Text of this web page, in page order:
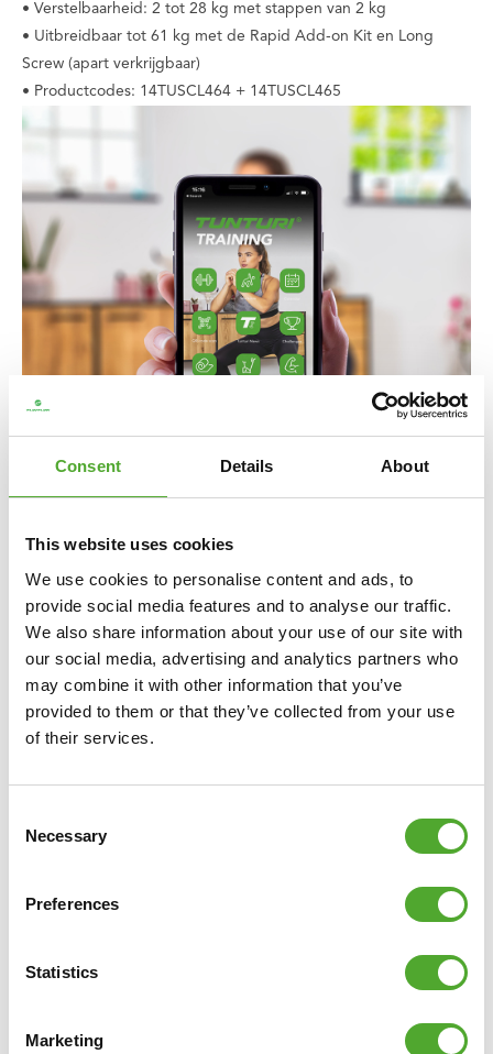
Consent Details About
This website uses cookies
We use cookies to personalise content and ads, to
provide social media features and to analyse our traffic.
We also share information about your use of our site with
our social media, advertising and analytics partners who
may combine it with other information that you’ve
provided to them or that they’ve collected from your use
of their services.
Selection
Necessary
Preferences
Statistics
Marketing
• Verstelbaarheid: 2 tot 28 kg met stappen van 2 kg
• Uitbreidbaar tot 61 kg met de Rapid Add-on Kit en Long
Screw (apart verkrijgbaar)
• Productcodes: 14TUSCL464 + 14TUSCL465
Inclusief gratis Tunturi Training app
Op zoek naar hulp, inspiratie of motivatie voor je
training? InTunturi Trainingvind je duizenden
geanimeerde fitnessoefeningen, instructies en workout
video's. Deze helpen je het maximale uit jezelf én je
Je kan solo trainen en je eigen trainingsschema’s
samenstellen, maar ook groepslessen volgen en gebruik
regelmatig aangevuld zodat er altijd nieuwe uitdagingen
Training is 100% gratis te downloaden in de
App Store
en